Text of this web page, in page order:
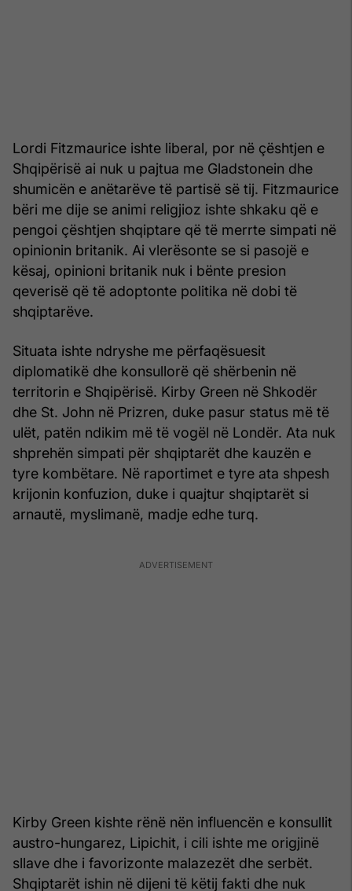
Lordi Fitzmaurice ishte liberal, por në çështjen e
Shqipërisë ai nuk u pajtua me Gladstonein dhe
shumicën e anëtarëve të partisë së tij. Fitzmaurice
bëri me dije se animi religjioz ishte shkaku që e
pengoi çështjen shqiptare që të merrte simpati në
opinionin britanik. Ai vlerësonte se si pasojë e
kësaj, opinioni britanik nuk i bënte presion
qeverisë që të adoptonte politika në dobi të
shqiptarëve.
Situata ishte ndryshe me përfaqësuesit
diplomatikë dhe konsullorë që shërbenin në
territorin e Shqipërisë. Kirby Green në Shkodër
dhe St. John në Prizren, duke pasur status më të
ulët, patën ndikim më të vogël në Londër. Ata nuk
shprehën simpati për shqiptarët dhe kauzën e
tyre kombëtare. Në raportimet e tyre ata shpesh
krijonin konfuzion, duke i quajtur shqiptarët si
arnautë, myslimanë, madje edhe turq.
Kirby Green kishte rënë nën influencën e konsullit
austro-hungarez, Lipichit, i cili ishte me origjinë
sllave dhe i favorizonte malazezët dhe serbët.
Shqiptarët ishin në dijeni të këtij fakti dhe nuk